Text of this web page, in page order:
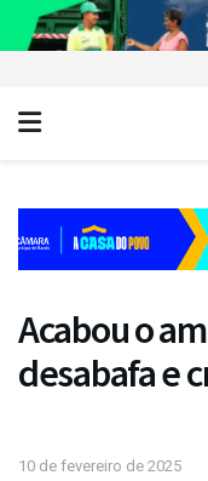
Acabou o
desabafa e
10 de fevereiro de 2025